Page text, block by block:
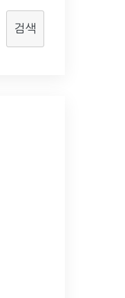
검색